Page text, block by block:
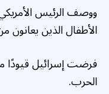
ووصف الرئيس
الأطفال الذين يعانون
فرضت إسرائيل قيودًا
الحرب.